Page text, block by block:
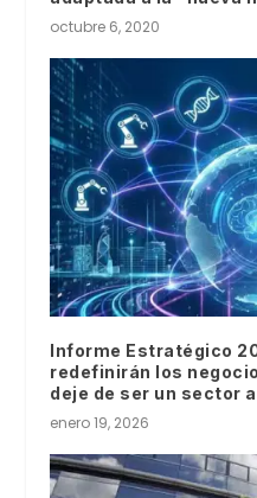
octubre 6, 2020
Informe Estratégico
redefinirán los
deje de ser un sector
enero 19, 2026